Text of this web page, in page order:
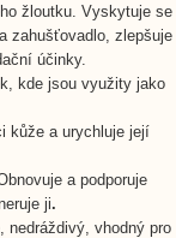
žloutku. Vyskytuje se
zahušťovadlo, zlepšuje
účinky.
kde jsou využity jako
kůže a urychluje její
a podporuje
ji.
vhodný pro